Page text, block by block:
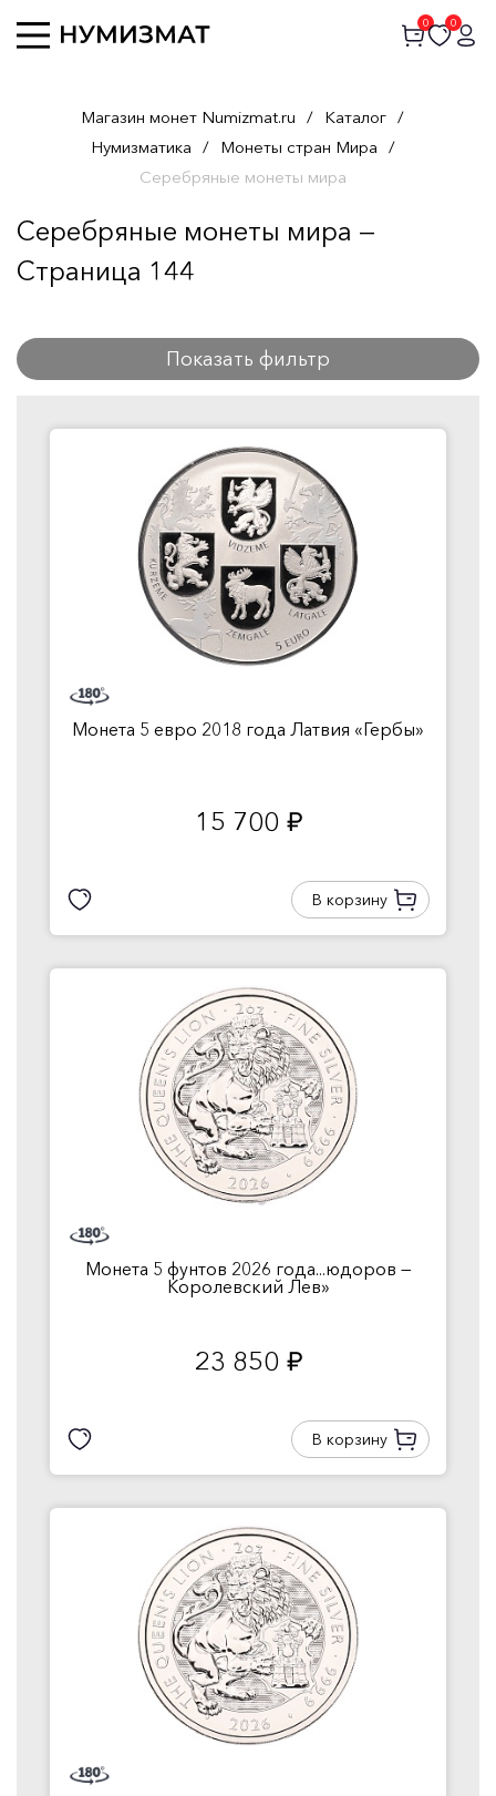
0 0
Магазин монет Numizmat.ru / Каталог /
Нумизматика / Монеты стран Мира /
Серебряные монеты мира
Серебряные монеты мира —
Страница 144
Показать фильтр
Монета 5 евро 2018 года Латвия «Гербы»
15 700 руб.
В корзину
Монета 5 фунтов 2026 года...юдоров —
Королевский Лев»
23 850 руб.
В корзину